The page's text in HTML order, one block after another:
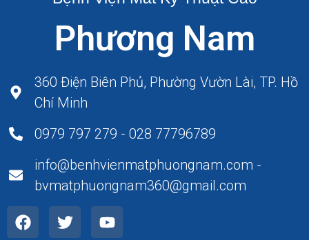
Phương Nam
360 Điện Biên Phủ, Phường Vườn Lài, TP. Hồ
Chí Minh
0979 797 279 - 028 77796789
info@benhvienmatphuongnam.com -
bvmatphuongnam360@gmail.com